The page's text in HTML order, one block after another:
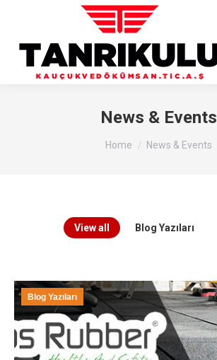
News & Events
You are here:
Home News & Events
View all Blog Yazıları
Blog Yazıları